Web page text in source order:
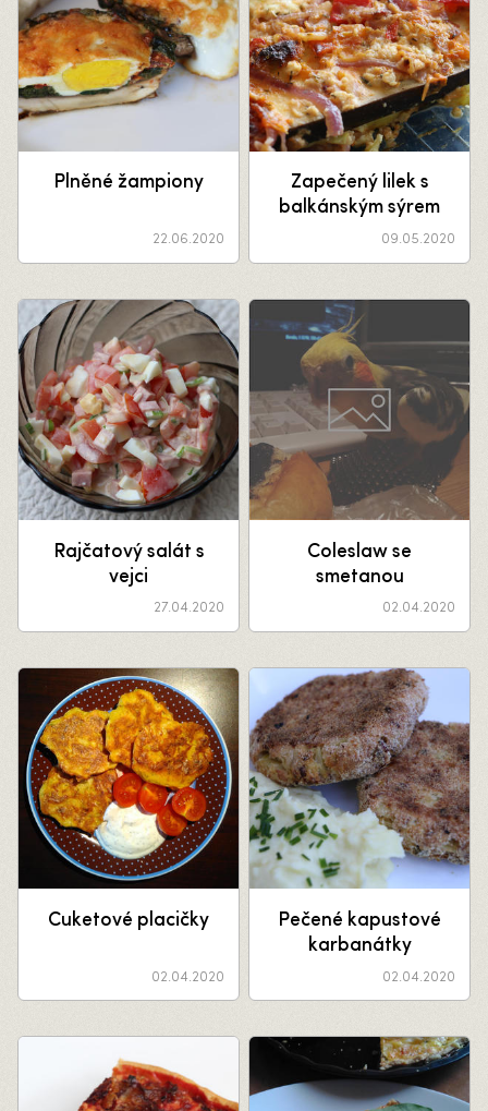
Plněné žampiony
22.06.2020
Zapečený lilek s
balkánským sýrem
09.05.2020
Rajčatový salát s
vejci
27.04.2020
Coleslaw se
smetanou
02.04.2020
Cuketové placičky
02.04.2020
Pečené kapustové
karbanátky
02.04.2020